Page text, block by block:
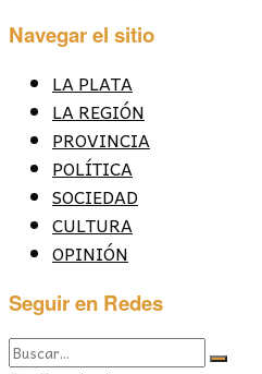
Navegar el sitio
LA PLATA
LA REGIÓN
PROVINCIA
POLÍTICA
SOCIEDAD
CULTURA
OPINIÓN
Seguir en Redes